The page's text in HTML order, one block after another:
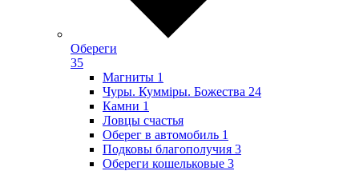
Обереги
35
Магниты 1
Чуры. Куммiры. Божества 24
Камни 1
Ловцы счастья
Оберег в автомобиль 1
Подковы благополучия 3
Обереги кошельковые 3